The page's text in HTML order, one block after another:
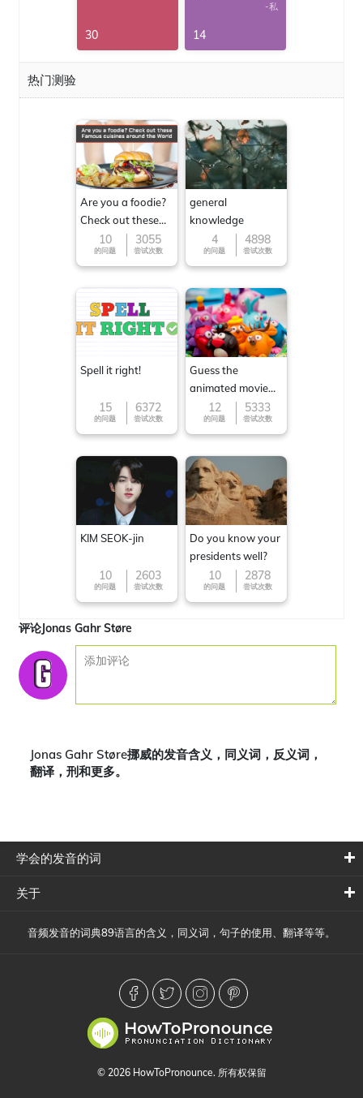
30
-私
14
热门测验
Are you a foodie?
Check out these
Famous cuisines
around the World
10
的问题
3055
尝试次数
general
knowledge
4
的问题
4898
尝试次数
Spell it right!
15
的问题
6372
尝试次数
Guess the
animated movie
character
12
的问题
5333
尝试次数
KIM SEOK-jin
10
的问题
2603
尝试次数
Do you know your
presidents well?
10
的问题
2878
尝试次数
评论Jonas Gahr Støre
Jonas Gahr Støre挪威的发音含义，同义词，反义词，
翻译，刑和更多。
学会的发音的词
关于
音频发音的词典89语言的含义，同义词，句子的使用、翻译等等。
© 2026 HowToPronounce. 所有权保留